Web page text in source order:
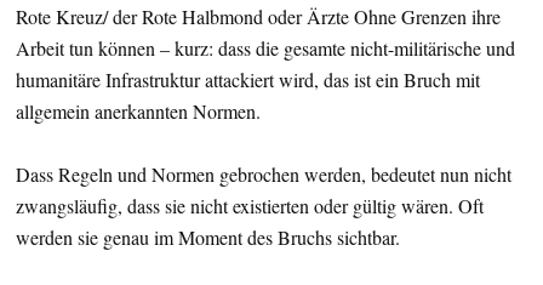
Rote Kreuz/ der Rote Halbmond oder Ärzte Ohne Grenzen ihre
Arbeit tun können – kurz: dass die gesamte nicht-militärische und
humanitäre Infrastruktur attackiert wird, das ist ein Bruch mit
allgemein anerkannten Normen.
Dass Regeln und Normen gebrochen werden, bedeutet nun nicht
zwangsläufig, dass sie nicht existierten oder gültig wären. Oft
werden sie genau im Moment des Bruchs sichtbar.